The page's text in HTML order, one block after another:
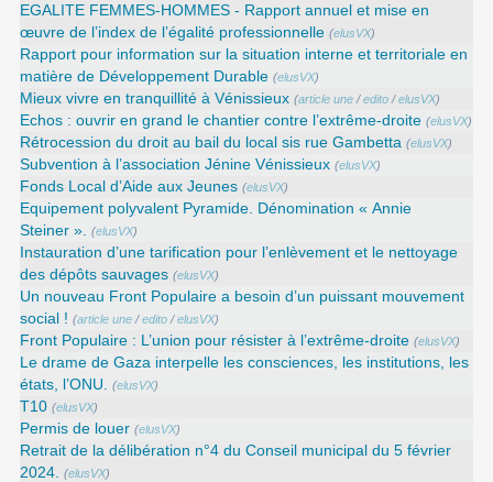
EGALITE FEMMES-HOMMES - Rapport annuel et mise en
œuvre de l’index de l’égalité professionnelle (elusVX)
Rapport pour information sur la situation interne et territoriale en
matière de Développement Durable (elusVX)
Mieux vivre en tranquillité à Vénissieux (article une /edito /elusVX)
Echos : ouvrir en grand le chantier contre l’extrême-droite (elusVX)
Rétrocession du droit au bail du local sis rue Gambetta (elusVX)
Subvention à l’association Jénine Vénissieux (elusVX)
Fonds Local d’Aide aux Jeunes (elusVX)
Equipement polyvalent Pyramide. Dénomination « Annie
Steiner ».
(elusVX)
Instauration d’une tarification pour l’enlèvement et le nettoyage
des dépôts sauvages (elusVX)
Un nouveau Front Populaire a besoin d’un puissant mouvement
social ! (article une /edito /elusVX)
Front Populaire : L’union pour résister à l’extrême-droite (elusVX)
Le drame de Gaza interpelle les consciences, les institutions, les
états, l’ONU.
(elusVX)
T10 (elusVX)
Permis de louer (elusVX)
Retrait de la délibération n°4 du Conseil municipal du 5 février
2024.
(elusVX)